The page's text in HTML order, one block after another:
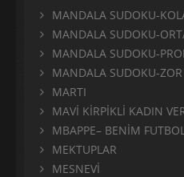
MANDALA SUDOKU-
MANDALA SUDOKU-
MANDALA SUDOKU-
MANDALA SUDOKU-ZOR
MARTI
MAVİ KİRPİKLİ KADIN
MBAPPE– BENİM
MEKTUPLAR
MESNEVİ